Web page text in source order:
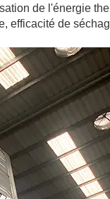
de l'énergie
efficacité de